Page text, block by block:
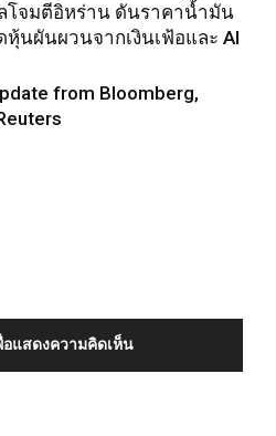
โจมตีอิหร่าน ดันราคาน้ำมัน
หุ้นผันผวนจากเงินเฟ้อและ AI
from Bloomberg,
อแสดงความคิดเห็น